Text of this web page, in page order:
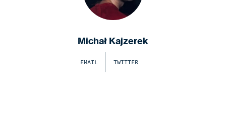
Michał Kajzerek
EMAIL TWITTER